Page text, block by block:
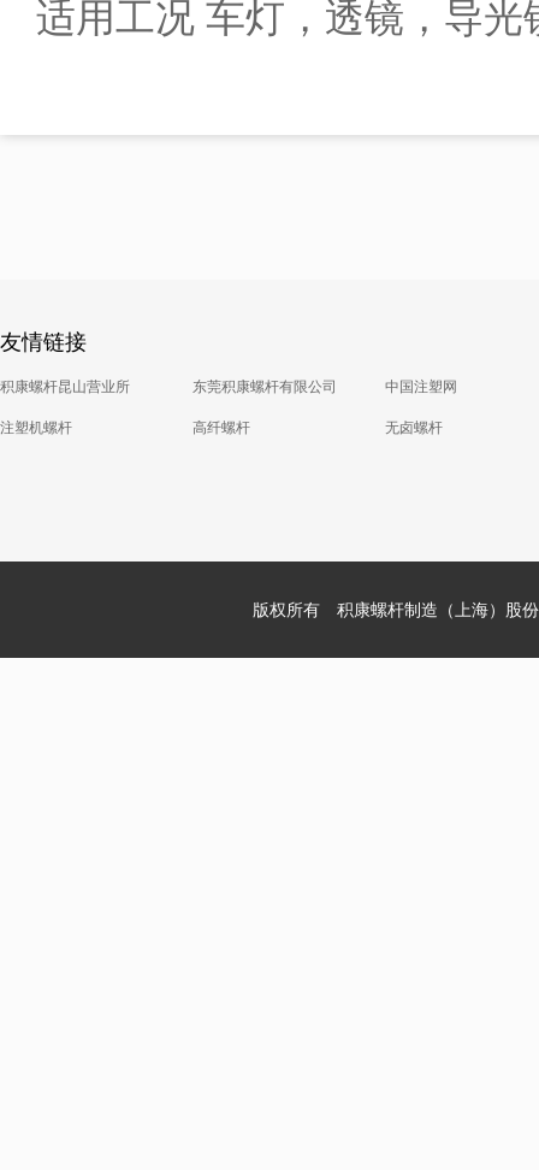
适用工况 车灯，透镜，导
友情链接
积康螺杆昆山营业所 东莞积康螺杆有限公司 中国注塑网
注塑机螺杆 高纤螺杆 无卤螺杆
版权所有 积康螺杆制造（上海）股